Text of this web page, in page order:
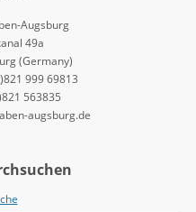
Augsburg
49a
(Germany)
999 69813
563835
augsburg.de